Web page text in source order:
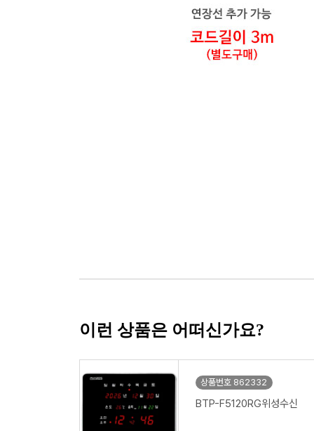
이런 상품은 어떠신가요?
상품번호 862332
BTP-F5120RG위성수신